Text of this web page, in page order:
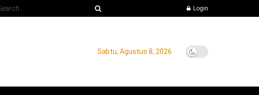
Login
Sabtu, Agustus 8, 2026